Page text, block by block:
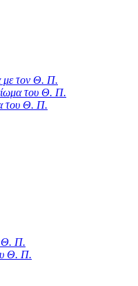
με τον Θ. Π.
του Θ. Π.
του Θ. Π.
Θ. Π.
Θ. Π.